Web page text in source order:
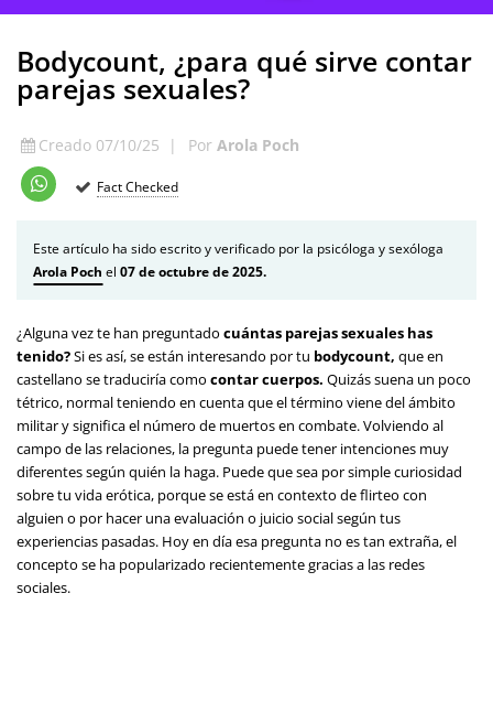
Bodycount, ¿para qué sirve contar
parejas sexuales?
Creado 07/10/25 | Por Arola Poch
Fact Checked
Este artículo ha sido escrito y verificado por la psicóloga y sexóloga
Arola Poch el 07 de octubre de 2025.
¿Alguna vez te han preguntado cuántas parejas sexuales has
tenido?Si es así, se están interesando por tu bodycount, que en
castellano se traduciría como contar cuerpos. Quizás suena un poco
tétrico, normal teniendo en cuenta que el término viene del ámbito
militar y significa el número de muertos en combate. Volviendo al
campo de las relaciones, la pregunta puede tener intenciones muy
diferentes según quién la haga. Puede que sea por simple curiosidad
sobre tu vida erótica, porque se está en contexto de flirteo con
alguien o por hacer una evaluación o juicio social según tus
experiencias pasadas. Hoy en día esa pregunta no es tan extraña, el
concepto se ha popularizado recientemente gracias a las redes
sociales.